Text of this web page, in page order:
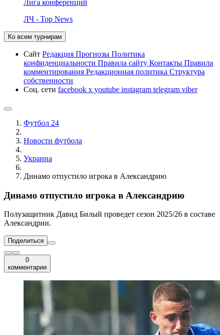
Лига конференций
ЛЧ - Top News
Ко всем турнирам
Сайт Редакция Прогнозы Политика
конфиденциальности Правила сайту Контакты Правила
комментирования Редакционная политика Структура
собственности
Соц. сети facebook x youtube instagram telegram viber
Футбол 24
Новости футбола
Украина
Динамо отпустило игрока в Александрию
Динамо отпустило игрока в Александрию
Полузащитник Давид Билый проведет сезон 2025/26 в составе
Александрии.
Поделиться
0
комментарии